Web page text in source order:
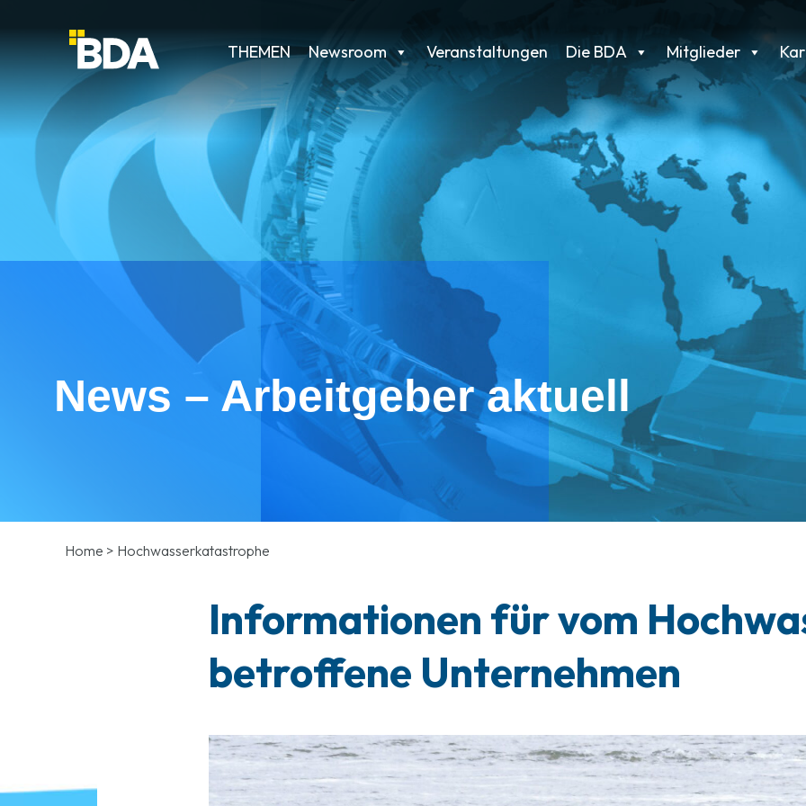
THEMEN Newsroom Veranstaltungen Die BDA Mitglieder
News – Arbeitgeber aktuell
Home > Hochwasserkatastrophe
Informationen für vom
betroffene Unternehmen